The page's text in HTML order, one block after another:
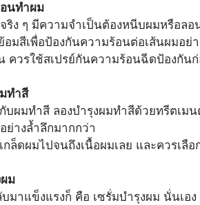
นทำผม
ริง ๆ มีความจำเป็นต้องหนีบผมหรือล
มสีเพื่อป้องกันความร้อนต่อเส้นผมอย่
วรใช้สเปรย์กันความร้อนฉีดป้องกัน
ทำสี
บผมทำสี ลองบำรุงผมทำสีด้วยทรีตเม
ย่างล้ำลึกมากกว่า
ล็ดผมไปจนถึงเนื้อผมเลย และควรเลื
ม
มาแข็งแรงก็ คือ เซรั่มบำรุงผม นั่นเ